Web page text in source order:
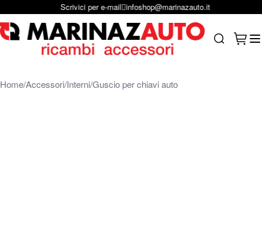
Salta al contenutoScrivici per e-mail infoshop@marinazauto.it
HomeAccessori InterniGuscio per chiavi auto